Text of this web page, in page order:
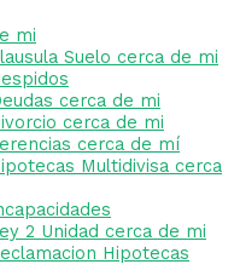
mi
Suelo cerca de mi
cerca de mi
cerca de mi
cerca de mí
Multidivisa cerca
2 Unidad cerca de mi
Hipotecas